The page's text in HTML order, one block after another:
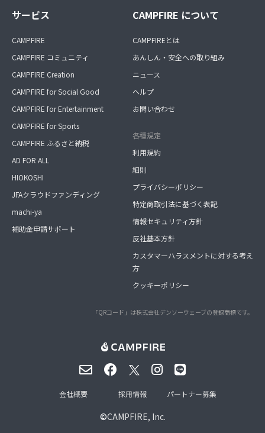
サービス
CAMPFIRE
CAMPFIRE コミュニティ
CAMPFIRE Creation
CAMPFIRE for Social Good
CAMPFIRE for Entertainment
CAMPFIRE for Sports
CAMPFIRE ふるさと納税
AD FOR ALL
HIOKOSHI
JFAクラウドファンディング
machi-ya
補助金申請サポート
CAMPFIRE について
CAMPFIREとは
あんしん・安全への取り組み
ニュース
ヘルプ
お問い合わせ
各種規定
利用規約
細則
プライバシーポリシー
特定商取引法に基づく表記
情報セキュリティ方針
反社基本方針
カスタマーハラスメントに対する考え
方
クッキーポリシー
「QRコード」は株式会社デンソーウェーブの登録商標です。
©CAMPFIRE, Inc.
会社概要 採用情報 パートナー募集